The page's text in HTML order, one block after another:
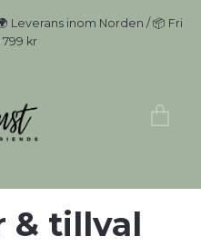
Leverans inom Norden / 📦 Fri
kr
& tillval